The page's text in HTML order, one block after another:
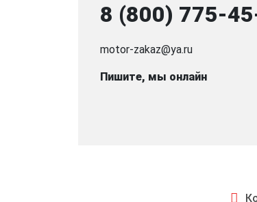
8 (800) 775-
motor-zakaz@ya.ru
Пишите, мы онлайн